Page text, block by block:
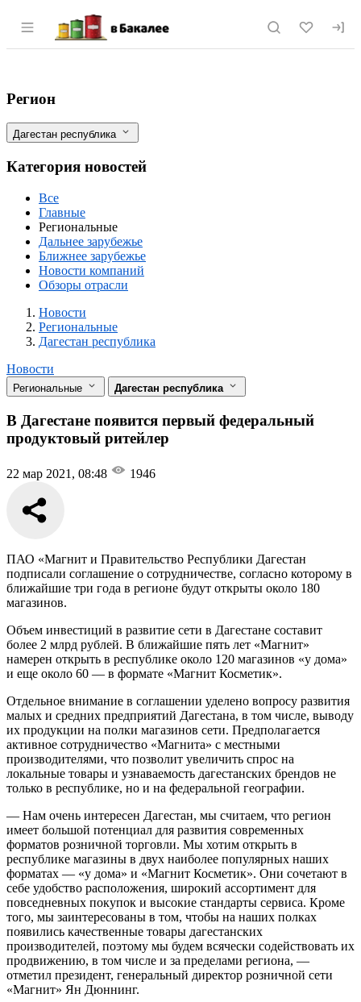
Раздел навигации по сайту vbakalee.ru
В Дагестане появится первый
Фильтры
Регион
Дагестан республика
Категория новостей
Все
Главные
Региональные
Дальнее зарубежье
Ближнее зарубежье
Новости компаний
Обзоры отрасли
Новости
Разделы
Новости
Региональные
Дагестан республика
Новости
Региональные Дагестан республика
В Дагестане появится первый федеральный
продуктовый ритейлер
22 мар 2021, 08:48 1946
ПАО «Магнит и Правительство Республики Дагестан
подписали соглашение о сотрудничестве, согласно которому в
ближайшие три года в регионе будут открыты около 180
магазинов.
Объем инвестиций в развитие сети в Дагестане составит
более 2 млрд рублей. В ближайшие пять лет «Магнит»
намерен открыть в республике около 120 магазинов «у дома»
и еще около 60 — в формате «Магнит Косметик».
Отдельное внимание в соглашении уделено вопросу развития
малых и средних предприятий Дагестана, в том числе, выводу
их продукции на полки магазинов сети. Предполагается
активное сотрудничество «Магнита» с местными
производителями, что позволит увеличить спрос на
локальные товары и узнаваемость дагестанских брендов не
только в республике, но и на федеральной географии.
— Нам очень интересен Дагестан, мы считаем, что регион
имеет большой потенциал для развития современных
форматов розничной торговли. Мы хотим открыть в
республике магазины в двух наиболее популярных наших
форматах — «у дома» и «Магнит Косметик». Они сочетают в
себе удобство расположения, широкий ассортимент для
повседневных покупок и высокие стандарты сервиса. Кроме
того, мы заинтересованы в том, чтобы на наших полках
появились качественные товары дагестанских
производителей, поэтому мы будем всячески содействовать их
продвижению, в том числе и за пределами региона, —
отметил президент, генеральный директор розничной сети
«Магнит» Ян Дюннинг.